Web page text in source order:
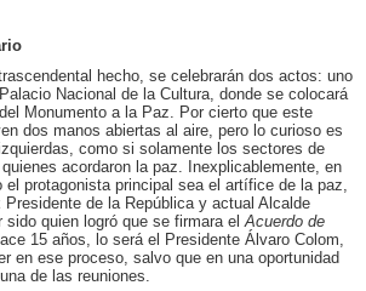
hecho, se celebrarán dos actos: uno
Nacional de la Cultura, donde se colocará
Monumento a la Paz. Por cierto que este
dos manos abiertas al aire, pero lo curioso es
como si solamente los sectores de
acordaron la paz. Inexplicablemente, en
protagonista principal sea el artífice de la paz,
de la República y actual Alcalde
sido quien logró que se firmara elAcuerdo de
15 años, lo será el Presidente Álvaro Colom,
en ese proceso, salvo que en una oportunidad
de las reuniones.